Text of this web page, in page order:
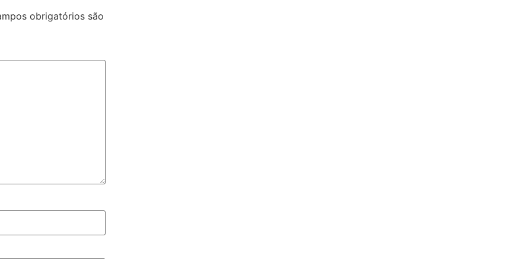
obrigatórios são